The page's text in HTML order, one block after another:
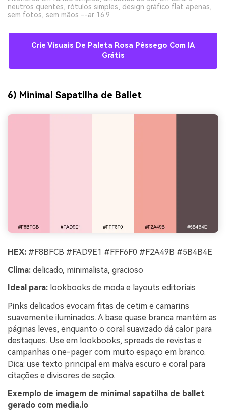
neutros quentes, rótulos simples, design gráfico flat apenas,
sem fotos, sem mãos --ar 16:9
Crie Visuais De Paleta Rosa Pêssego Com IA
Grátis
6) Minimal Sapatilha de Ballet
HEX: #F8BFCB #FAD9E1 #FFF6F0 #F2A49B #5B4B4E
Clima: delicado, minimalista, gracioso
Ideal para: lookbooks de moda e layouts editoriais
Pinks delicados evocam fitas de cetim e camarins
suavemente iluminados. A base quase branca mantém as
páginas leves, enquanto o coral suavizado dá calor para
destaques. Use em lookbooks, spreads de revistas e
campanhas one-pager com muito espaço em branco.
Dica: use texto principal em malva escuro e coral para
citações e divisores de seção.
Exemplo de imagem de minimal sapatilha de ballet
gerado com media.io